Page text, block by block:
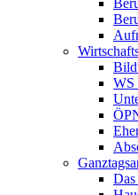
WS